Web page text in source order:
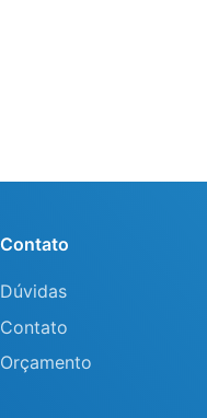
Contato
Dúvidas
Contato
Orçamento